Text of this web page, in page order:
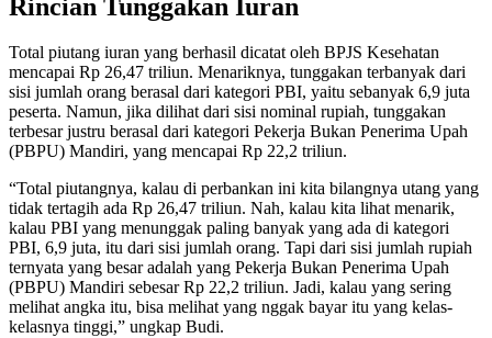
Rincian Tunggakan Iuran
Total piutang iuran yang berhasil dicatat oleh BPJS Kesehatan
mencapai Rp 26,47 triliun. Menariknya, tunggakan terbanyak dari
sisi jumlah orang berasal dari kategori PBI, yaitu sebanyak 6,9 juta
peserta. Namun, jika dilihat dari sisi nominal rupiah, tunggakan
terbesar justru berasal dari kategori Pekerja Bukan Penerima Upah
(PBPU) Mandiri, yang mencapai Rp 22,2 triliun.
“Total piutangnya, kalau di perbankan ini kita bilangnya utang yang
tidak tertagih ada Rp 26,47 triliun. Nah, kalau kita lihat menarik,
kalau PBI yang menunggak paling banyak yang ada di kategori
PBI, 6,9 juta, itu dari sisi jumlah orang. Tapi dari sisi jumlah rupiah
ternyata yang besar adalah yang Pekerja Bukan Penerima Upah
(PBPU) Mandiri sebesar Rp 22,2 triliun. Jadi, kalau yang sering
melihat angka itu, bisa melihat yang nggak bayar itu yang kelas-
kelasnya tinggi,” ungkap Budi.